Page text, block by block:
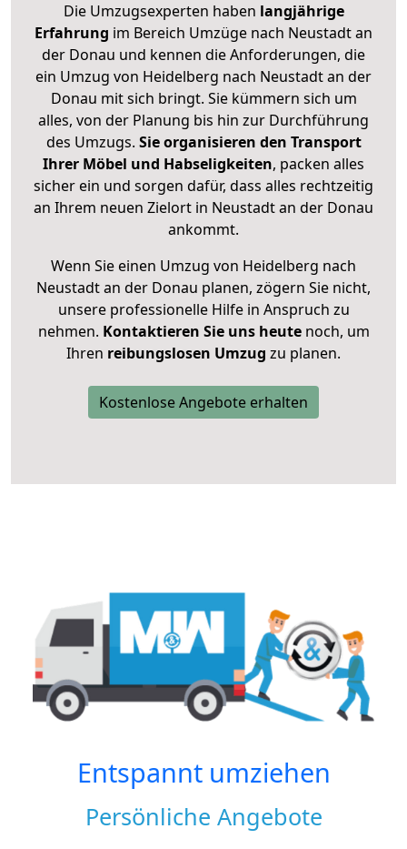
Die Umzugsexperten haben langjährige
Erfahrung im Bereich Umzüge nach Neustadt an
der Donau und kennen die Anforderungen, die
ein Umzug von Heidelberg nach Neustadt an der
Donau mit sich bringt. Sie kümmern sich um
alles, von der Planung bis hin zur Durchführung
des Umzugs. Sie organisieren den Transport
Ihrer Möbel und Habseligkeiten, packen alles
sicher ein und sorgen dafür, dass alles rechtzeitig
an Ihrem neuen Zielort in Neustadt an der Donau
ankommt.
Wenn Sie einen Umzug von Heidelberg nach
Neustadt an der Donau planen, zögern Sie nicht,
unsere professionelle Hilfe in Anspruch zu
nehmen. Kontaktieren Sie uns heutenoch, um
Ihren reibungslosen Umzug zu planen.
Kostenlose Angebote erhalten
Entspannt umziehen
Persönliche Angebote